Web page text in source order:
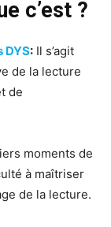
c’est ?
DYS: Il s’agit
de la lecture
de
moments de
à maîtriser
de la lecture.